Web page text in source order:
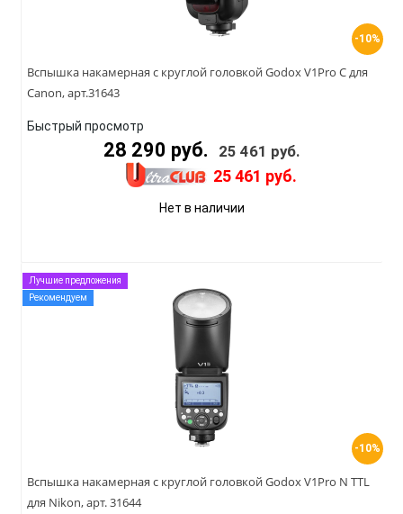
-10%
Вспышка накамерная с круглой головкой Godox V1Pro C для
Canon, арт.31643
Быстрый просмотр
28 290 руб. 25 461 руб.
25 461 руб.
Нет в наличии
-10%
Лучшие предложения
Рекомендуем
Вспышка накамерная с круглой головкой Godox V1Pro N TTL
для Nikon, арт. 31644